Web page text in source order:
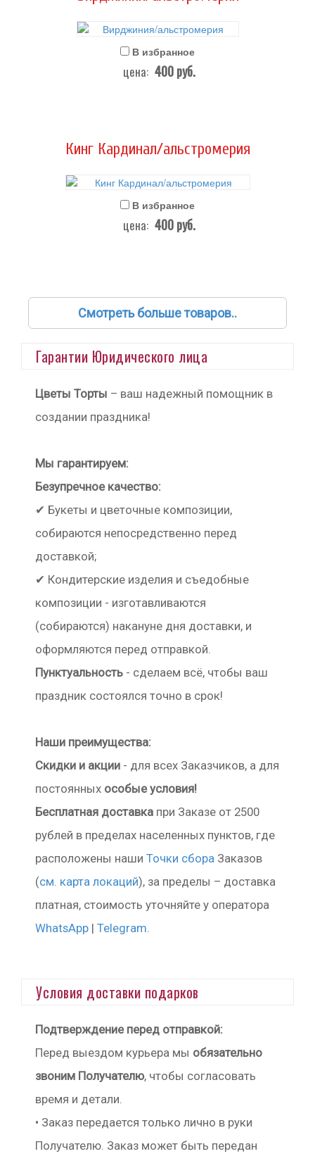
В избранное
цена: 400руб.
Кинг Кардинал/альстромерия
В избранное
цена: 400руб.
Смотреть больше товаров..
Гарантии Юридического лица
Цветы Торты – ваш надежный помощник в
создании праздника!
Мы гарантируем:
Безупречное качество:
✔ Букеты и цветочные композиции,
собираются непосредственно перед
доставкой;
✔ Кондитерские изделия и съедобные
композиции - изготавливаются
(собираются) накануне дня доставки, и
оформляются перед отправкой.
Пунктуальность - сделаем всё, чтобы ваш
праздник состоялся точно в срок!
Наши преимущества:
Скидки и акции - для всех Заказчиков, а для
постоянных особые условия!
Бесплатная доставка при Заказе от 2500
рублей в пределах населенных пунктов, где
расположены наши Точки сбора Заказов
(см. карта локаций), за пределы – доставка
платная, стоимость уточняйте у оператора
WhatsApp | Telegram.
Условия доставки подарков
Подтверждение перед отправкой:
Перед выездом курьера мы обязательно
звоним Получателю, чтобы согласовать
время и детали.
• Заказ передается только лично в руки
Получателю. Заказ может быть передан